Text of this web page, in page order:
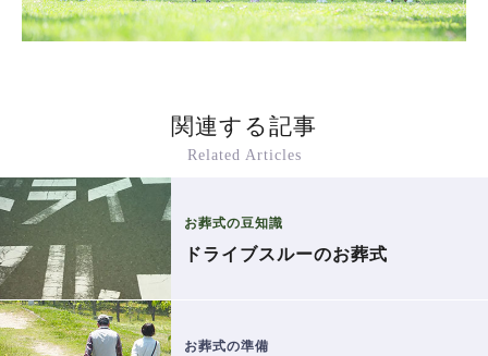
関連する記事
Related Articles
お葬式の豆知識
ドライブスルーのお葬式
お葬式の準備